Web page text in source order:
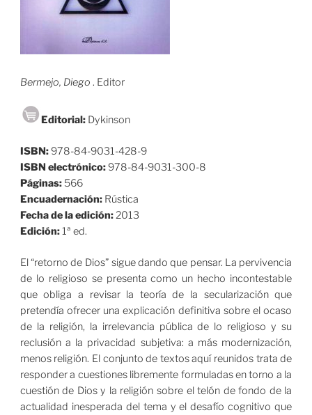
Bermejo, Diego . Editor
Editorial:Dykinson
ISBN:978-84-9031-428-9
ISBN electrónico:978-84-9031-300-8
Páginas:566
Encuadernación:Rústica
Fecha de la edición:2013
Edición:1ª ed.
El “retorno de Dios” sigue dando que pensar. La pervivencia
de lo religioso se presenta como un hecho incontestable
que obliga a revisar la teoría de la secularización que
pretendía ofrecer una explicación definitiva sobre el ocaso
de la religión, la irrelevancia pública de lo religioso y su
reclusión a la privacidad subjetiva: a más modernización,
menos religión. El conjunto de textos aquí reunidos trata de
responder a cuestiones libremente formuladas en torno a la
cuestión de Dios y la religión sobre el telón de fondo de la
actualidad inesperada del tema y el desafío cognitivo que